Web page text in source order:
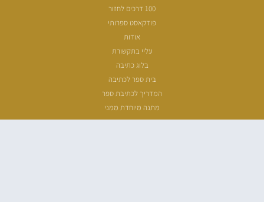
100 דרכים לחזור
פודקאסט ספרותי
אודות
עליי בתקשורת
בלוג כתיבה
בית ספר לכתיבה
המדריך לכתיבת ספר
מתנה מיוחדת ממני
שעת כתיבה